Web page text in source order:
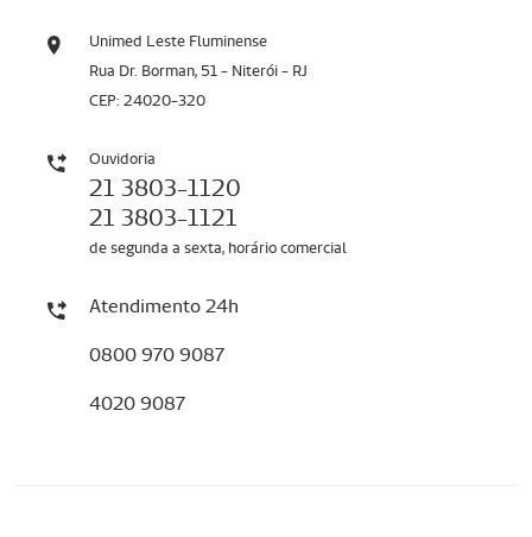
Unimed Leste Fluminense
Rua Dr. Borman, 51 - Niterói - RJ
CEP: 24020-320
Ouvidoria
21 3803-1120
21 3803-1121
de segunda a sexta, horário comercial
Atendimento 24h
0800 970 9087
4020 9087